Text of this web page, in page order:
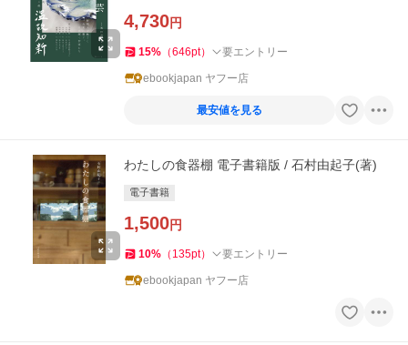
4,730円
15% （646pt） 要エントリー
ebookjapan ヤフー店
最安値を見る
わたしの食器棚 電子書籍版 / 石村由起子(著)
電子書籍
1,500円
10% （ 135pt） 要エントリー
ebookjapan ヤフー店